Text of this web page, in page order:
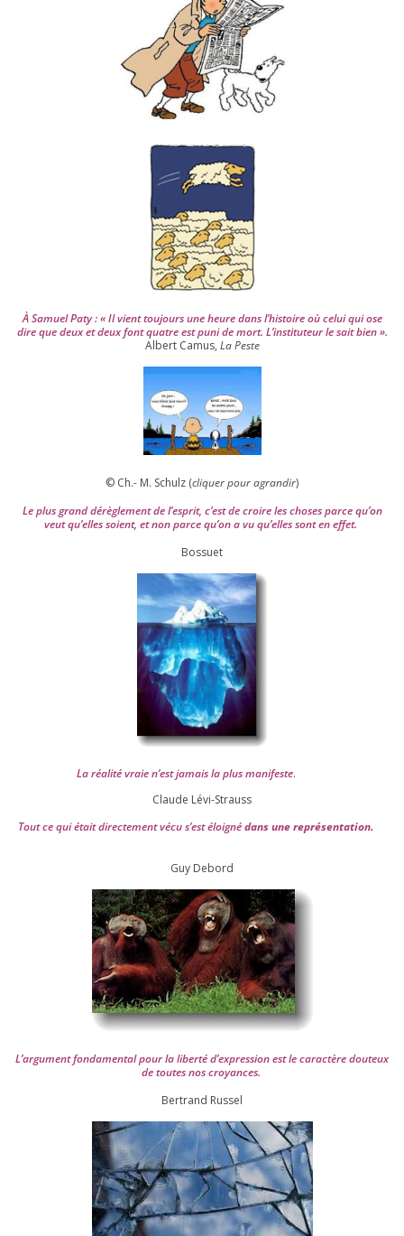
À Samuel Paty : « Il vient tou­jours une heure dans l’his­toire où celui qui ose
dire que deux et deux font quatre est puni de mort. L’instituteur le sait bien ».
Albert Camus, La Peste
© Ch.- M. Schulz (cli­quer pour agran­dir)
Le plus grand dérè­gle­ment de l’es­prit, c’est de croire les choses parce qu’on
veut qu’elles soient, et non parce qu’on a vu qu’elles sont en effet.
Bossuet
La réa­lité vraie n’est jamais la plus mani­feste.
Claude Lévi-Strauss
Tout ce qui était direc­te­ment vécu s’est éloi­gnédans une repré­sen­ta­tion.
Guy Debord
L’argument fon­da­men­tal pour la liber­té d’expression est le carac­tère dou­teux
de toutes nos croyances.
Ber­trand Russel